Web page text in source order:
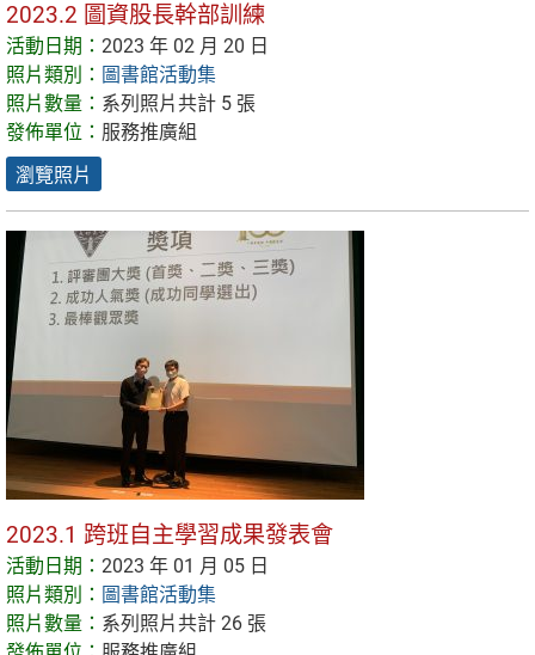
2023.2 圖資股長幹部訓練
活動日期： 2023 年 02 月 20 日
照片類別： 圖書館活動集
照片數量： 系列照片共計 5 張
發佈單位： 服務推廣組
瀏覽照片
2023.1 跨班自主學習成果發表會
活動日期： 2023 年 01 月 05 日
照片類別： 圖書館活動集
照片數量： 系列照片共計 26 張